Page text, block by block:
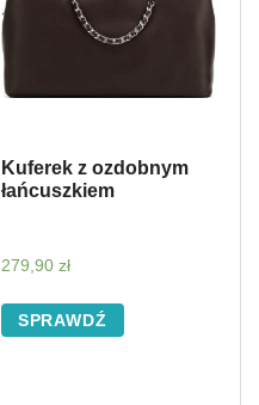
Kuferek z ozdobnym
łańcuszkiem
279,90 zł
SPRAWDŹ